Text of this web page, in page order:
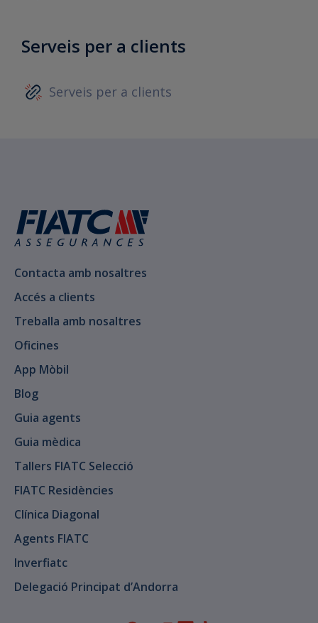
Serveis per a clients
Serveis per a clients
Contacta amb nosaltres
Accés a clients
Treballa amb nosaltres
Oficines
App Mòbil
Blog
Guia agents
Guia mèdica
Tallers FIATC Selecció
FIATC Residències
Clínica Diagonal
Agents FIATC
Inverfiatc
Delegació Principat d’Andorra